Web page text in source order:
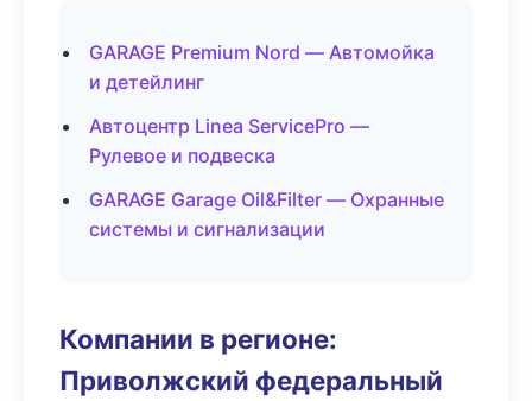
GARAGE Premium Nord — Автомойка
и детейлинг
Автоцентр Linea ServicePro —
Рулевое и подвеска
GARAGE Garage Oil&Filter — Охранные
системы и сигнализации
Компании в регионе:
Приволжский федеральный